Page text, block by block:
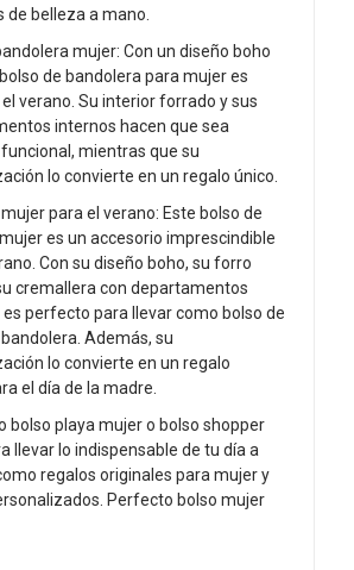
de belleza a mano.
mujer: Con un diseño boho
de bandolera para mujer es
verano. Su interior forrado y sus
internos hacen que sea
mientras que su
lo convierte en un regalo único.
para el verano: Este bolso de
es un accesorio imprescindible
Con su diseño boho, su forro
cremallera con departamentos
perfecto para llevar como bolso de
Además, su
lo convierte en un regalo
el día de la madre.
bolso playa mujer o bolso shopper
llevar lo indispensable de tu día a
regalos originales para mujer y
Perfecto bolso mujer